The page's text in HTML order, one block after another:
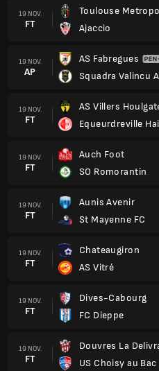
19 NOV.
FT
Toulouse
Ajaccio
19 NOV.
AP
AS Fabregues
Squadra Valincu
19 NOV.
FT
AS Villers
Equeurdreville
19 NOV.
FT
Auch Foot
SO Romorantin
19 NOV.
FT
Aunis Avenir
St Mayenne FC
19 NOV.
FT
Chateaugiron
AS Vitré
19 NOV.
FT
Dives-Cabourg
FC Dieppe
19 NOV.
FT
Douvres La
US Choisy au Bac